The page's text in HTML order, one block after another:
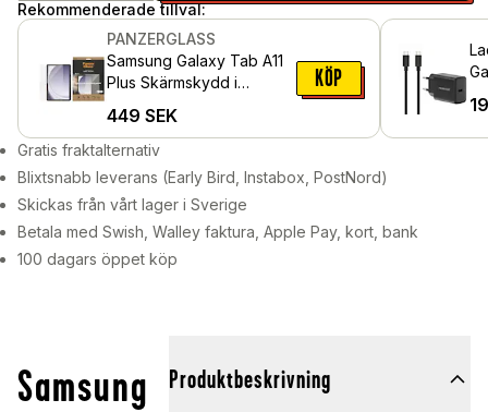
Rekommenderade tillval:
PANZERGLASS
Samsung Galaxy Tab A11
Plus Skärmskydd i
Ultra Wide Fit
449 SEK
KÖP
Gratis fraktalternativ
Blixtsnabb leverans (Early Bird, Instabox, PostNord)
Skickas från vårt lager i Sverige
Betala med Swish, Walley faktura, Apple Pay, kort, bank
100 dagars öppet köp
Samsung
Produktbeskrivning